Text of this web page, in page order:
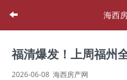
海西
福清爆发！上周福州
2026-06-08 海西房产网